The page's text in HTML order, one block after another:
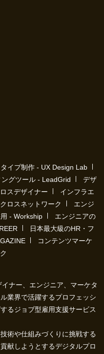
イプ制作 - UX Design Lab
グツール - LeadGrid
デザ
スデザイナー
インフラエ
ロスネットワーク
エンジ
- Workship
エンジニアの
日本最大級のHR・フ
コンテンツマーケ
ナー、エンジニア、マーケタ
業界で活躍するプロフェッシ
るジョブ型雇用支援サービス
術や仕組みづくりに挑戦する
献しようとするデジタルプロ